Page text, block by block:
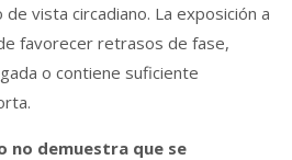
vista circadiano. La exposición a
favorecer retrasos de fase,
o contiene suficiente
no demuestra que se